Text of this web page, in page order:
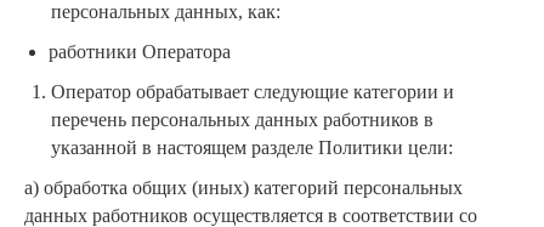
персональных данных, как:
работники Оператора
Оператор обрабатывает следующие категории и
перечень персональных данных работников в
указанной в настоящем разделе Политики цели:
а) обработка общих (иных) категорий персональных
данных работников осуществляется в соответствии со